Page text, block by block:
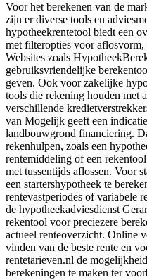
Voor het berekenen van de
zijn er diverse tools en
hypotheekrentetool biedt een
met filteropties voor
Websites zoals
gebruiksvriendelijke
geven. Ook voor zakelijke
tools die rekening houden met
verschillende
van Mogelijk geeft een
landbouwgrond financiering.
rekenhulpen, zoals een
rentemiddeling of een
met tussentijds aflossen. Voor
een startershypotheek te
rentevastperiodes of variabele
de hypotheekadviesdienst
rekentool voor preciezere
actueel renteoverzicht. Online
vinden van de beste rente en
rentetarieven.nl de
berekeningen te maken ter